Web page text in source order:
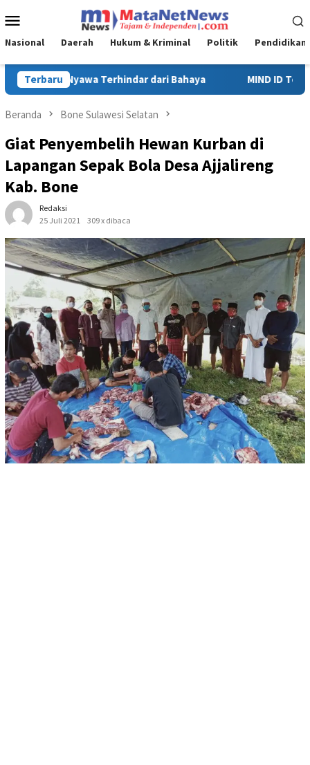
ke
Mobile
Nasional Daerah Hukum & Kriminal Politik Pendidikan
Terbaru
MIND ID Tegaskan Dukungan Penuh Bagi PT Vale di
Beranda Bone Sulawesi Selatan
Giat Penyembelih Hewan Kurban di
Lapangan Sepak Bola Desa Ajjalireng
Kab. Bone
Redaksi
25 Juli 2021
309 x dibaca